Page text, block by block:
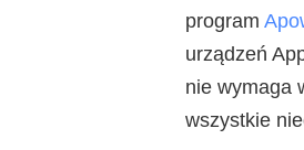
program
urządzeń
nie wymaga
wszystkie